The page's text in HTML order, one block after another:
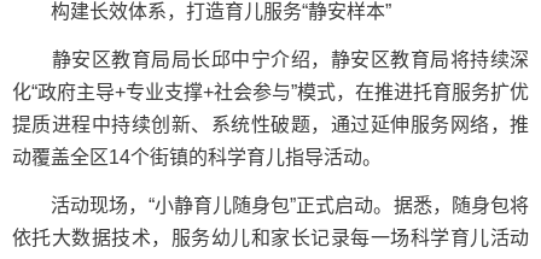
构建长效体系，打造育儿服务“静安样本”
静安区教育局局长邱中宁介绍，静安区教育局将持续深
化“政府主导+专业支撑+社会参与”模式，在推进托育服务扩优
提质进程中持续创新、系统性破题，通过延伸服务网络，推
动覆盖全区14个街镇的科学育儿指导活动。
活动现场，“小静育儿随身包”正式启动。据悉，随身包将
依托大数据技术，服务幼儿和家长记录每一场科学育儿活动